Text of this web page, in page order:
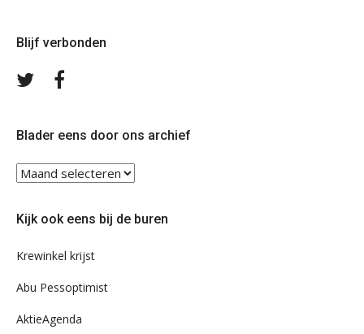
Blijf verbonden
Volg
Blader eens door ons archief
Blader
eens
ons
Kijk ook eens bij de buren
Krewinkel krijst
Abu Pessoptimist
AktieAgenda